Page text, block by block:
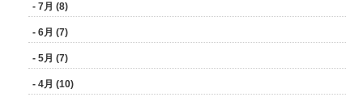
- 7月 (8)
- 6月 (7)
- 5月 (7)
- 4月 (10)